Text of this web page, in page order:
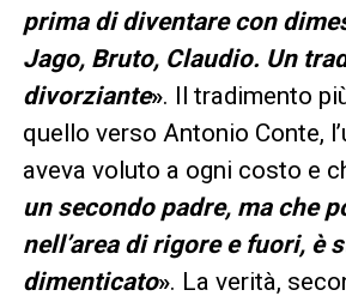
prima di diventare con
Jago, Bruto, Claudio. Un
divorziante». Il tradimento
quello verso Antonio Conte,
aveva voluto a ogni costo e
un secondo padre, ma che
nell’area di rigore e fuori, è
dimenticato». La verità,